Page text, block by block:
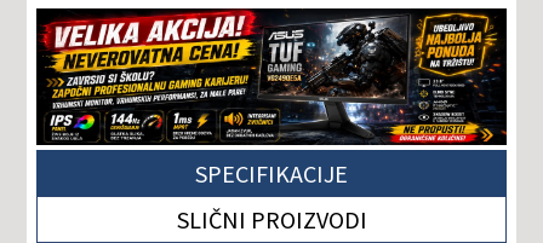
SPECIFIKACIJE
SLIČNI PROIZVODI